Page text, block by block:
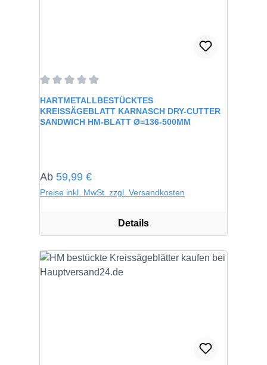
Durchschnittliche Bewertung von 0 von 5 Sternen
HARTMETALLBESTÜCKTES
KREISSÄGEBLATT KARNASCH DRY-CUTTER
SANDWICH HM-BLATT Ø=136-500MM
Regulärer Preis:
Ab 59,99 €
Preise inkl. MwSt. zzgl. Versandkosten
Details